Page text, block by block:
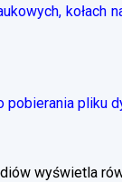
pobierania pliku
wyświetla